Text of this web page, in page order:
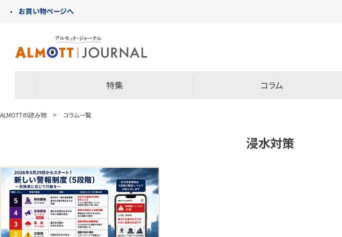
お買い物ページへ
特集 コラム
ALMOTTの読み物 > コラム一覧
浸水対策